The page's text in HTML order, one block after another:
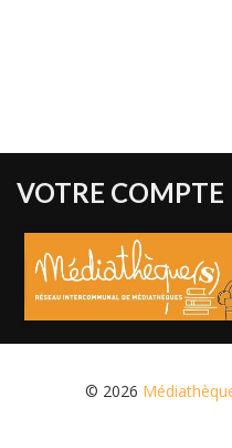
VOTRE COMPTE
© 2026